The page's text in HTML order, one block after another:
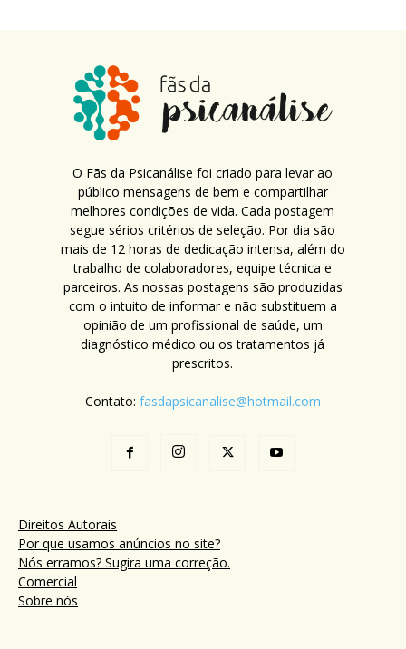
O Fãs da Psicanálise foi criado para levar ao
público mensagens de bem e compartilhar
melhores condições de vida. Cada postagem
segue sérios critérios de seleção. Por dia são
mais de 12 horas de dedicação intensa, além do
trabalho de colaboradores, equipe técnica e
parceiros. As nossas postagens são produzidas
com o intuito de informar e não substituem a
opinião de um profissional de saúde, um
diagnóstico médico ou os tratamentos já
prescritos.
Contato: fasdapsicanalise@hotmail.com
Direitos Autorais
Por que usamos anúncios no site?
Nós erramos? Sugira uma correção.
Comercial
Sobre nós